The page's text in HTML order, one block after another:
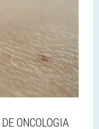
ONCOLOGIA